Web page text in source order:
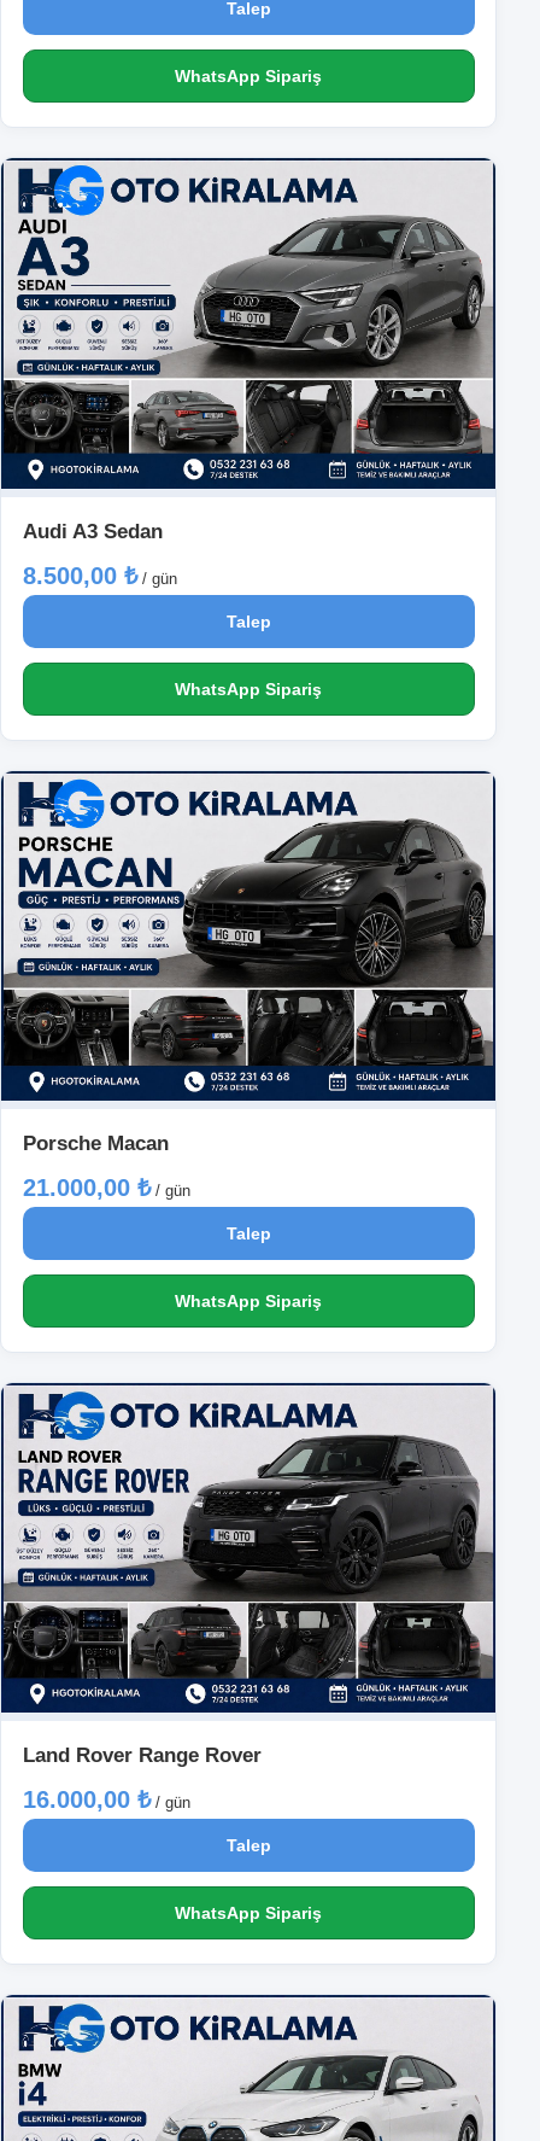
Talep
WhatsApp Sipariş
Audi A3 Sedan
8.500,00 ₺ / gün
Talep
WhatsApp Sipariş
Porsche Macan
21.000,00 ₺ / gün
Talep
WhatsApp Sipariş
Land Rover Range Rover
16.000,00 ₺ / gün
Talep
WhatsApp Sipariş